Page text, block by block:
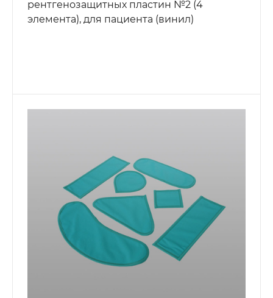
рентгенозащитных пластин №2 (4
элемента), для пациента (винил)